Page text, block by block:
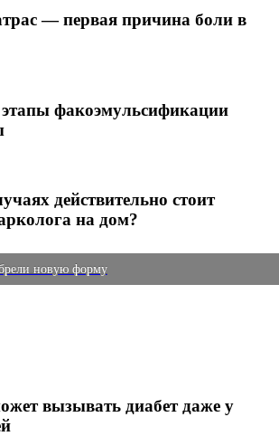
— первая причина боли в
факоэмульсификации
действительно стоит
на дом?
новую форму
вызывать диабет даже у